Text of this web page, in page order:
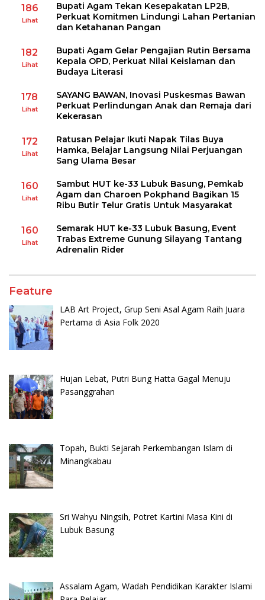
186
Lihat
Bupati Agam Tekan Kesepakatan LP2B,
Perkuat Komitmen Lindungi Lahan Pertanian
dan Ketahanan Pangan
182
Lihat
Bupati Agam Gelar Pengajian Rutin Bersama
Kepala OPD, Perkuat Nilai Keislaman dan
Budaya Literasi
178
Lihat
SAYANG BAWAN, Inovasi Puskesmas Bawan
Perkuat Perlindungan Anak dan Remaja dari
Kekerasan
172
Lihat
Ratusan Pelajar Ikuti Napak Tilas Buya
Hamka, Belajar Langsung Nilai Perjuangan
Sang Ulama Besar
160
Lihat
Sambut HUT ke-33 Lubuk Basung, Pemkab
Agam dan Charoen Pokphand Bagikan 15
Ribu Butir Telur Gratis Untuk Masyarakat
160
Lihat
Semarak HUT ke-33 Lubuk Basung, Event
Trabas Extreme Gunung Silayang Tantang
Adrenalin Rider
Feature
LAB Art Project, Grup Seni Asal Agam Raih Juara
Pertama di Asia Folk 2020
Hujan Lebat, Putri Bung Hatta Gagal Menuju
Pasanggrahan
Topah, Bukti Sejarah Perkembangan Islam di
Minangkabau
Sri Wahyu Ningsih, Potret Kartini Masa Kini di
Lubuk Basung
Assalam Agam, Wadah Pendidikan Karakter Islami